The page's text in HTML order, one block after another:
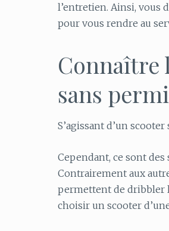
l’entretien. Ainsi, vous
pour vous rendre au
Connaître
sans
S’agissant d’un scooter
Cependant, ce sont
Contrairement aux
permettent de dribbler
choisir un scooter